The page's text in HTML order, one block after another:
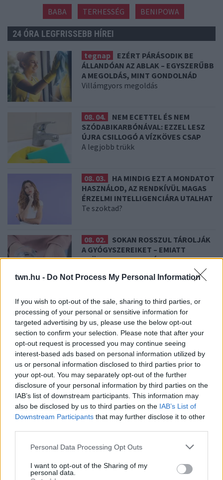
twn.hu - Do Not Process My Personal Information
If you wish to opt-out of the sale, sharing to third parties, or
processing of your personal or sensitive information for
targeted advertising by us, please use the below opt-out
section to confirm your selection. Please note that after your
opt-out request is processed you may continue seeing
interest-based ads based on personal information utilized by
us or personal information disclosed to third parties prior to
your opt-out. You may separately opt-out of the further
disclosure of your personal information by third parties on the
IAB’s list of downstream participants. This information may
also be disclosed by us to third parties on the IAB’s List of
Downstream Participants that may further disclose it to other
Please note that this website/app uses one or more Google
not limited to your visit or usage behaviour. You may click to
grant or deny consent to Google and its third-party tags to
Personal Data Processing Opt Outs
I want to opt-out of the Sharing of my
personal data.
BABA TERHESSÉG BENIPOWA
24 ÓRA LEGFRISSEBB HÍREI
tegnap
EZÉRT PÁRÁSODIK BE
ÁLLANDÓAN AZ ABLAK – EGYSZERŰBB
A MEGOLDÁS, MINT GONDOLNÁD
Villámgyors megoldás
08. 04.
NEM ECETTEL ÉS NEM
SZÓDABIKARBÓNÁVAL: EZZEL LESZ
ÚJRA CSILLOGÓ A VÍZKÖVES CSAP
A legjobb trükk
08. 03.
HA MINDIG EZT A MONDATOT
HASZNÁLOD, AZ RENDKÍVÜL MAGAS
ÉRZELMI INTELLIGENCIÁRA UTALHAT
Te szoktad?
08. 02.
SOKAN ROSSZUL TÁROLJÁK
A GYÓGYSZEREIKET – EMIATT
CSÖKKENHET A HATÁSUK
08. 01.
EGYRE TÖBB FIATALNÁL JELENTKEZIK EZ A
VITAMINHIÁNY – ILYEN JELEKRE FIGYELJ
Erre figyelj!
07. 31.
NEM A CITROMSAV, AZ ECET VAGY A
SZÓDABIKARBÓNA A LEGERŐSEBB: EZT HASZNÁLJÁK A
SZÁLLODÁKBAN A VÍZKŐ ELLEN
Ez a szer tényleg eltünteti a vízkövet
07. 31.
HAGYD A SÓT: EGY CSIPET EBBŐL A FŐZŐVÍZBE,
ÉS SOKKAL FINOMABB LESZ A FŐTT KRUMPLI
Titkos hozzávaló
07. 31.
EZZEL LOCSOLD HETENTE EGYSZER: KÉTSZER
Ettől lesz a tiéd a leggyönyörűbb muskátli a környéken
24 ÓRA TOVÁBBI HÍREI